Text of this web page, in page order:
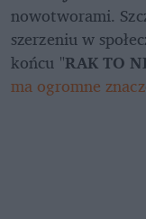
nowotworami.
szerzeniu w
końcu "RAK TO
ma ogromne